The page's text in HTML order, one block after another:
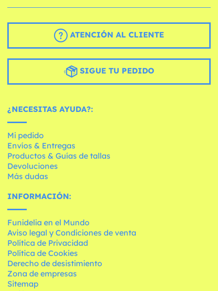
ATENCIÓN AL CLIENTE
SIGUE TU PEDIDO
¿NECESITAS AYUDA?:
Mi pedido
Envíos & Entregas
Productos & Guías de tallas
Devoluciones
Más dudas
INFORMACIÓN:
Funidelia en el Mundo
Aviso legal y Condiciones de venta
Política de Privacidad
Política de Cookies
Derecho de desistimiento
Zona de empresas
Sitemap